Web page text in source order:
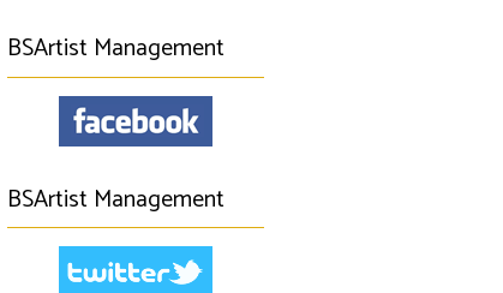
BSArtist Management
BSArtist Management